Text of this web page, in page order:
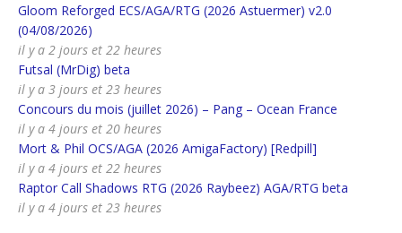
Gloom Reforged ECS/AGA/RTG (2026 Astuermer) v2.0
(04/08/2026)
il y a 2 jours et 22 heures
Futsal (MrDig) beta
il y a 3 jours et 23 heures
Concours du mois (juillet 2026) – Pang – Ocean France
il y a 4 jours et 20 heures
Mort & Phil OCS/AGA (2026 AmigaFactory) [Redpill]
il y a 4 jours et 22 heures
Raptor Call Shadows RTG (2026 Raybeez) AGA/RTG beta
il y a 4 jours et 23 heures